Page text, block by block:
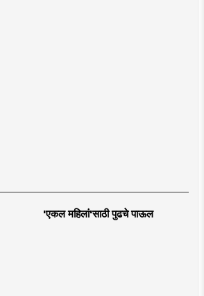
'एकल महिलां'साठी पुढचे पाऊल